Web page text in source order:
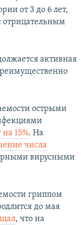
от 3 до 6 лет,
отрицательным
активная
острыми
15%. На
числа
вирусными
гриппом
до мая
, что на